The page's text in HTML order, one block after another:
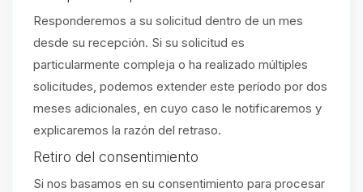
Responderemos a su solicitud dentro de un mes
desde su recepción. Si su solicitud es
particularmente compleja o ha realizado múltiples
solicitudes, podemos extender este período por dos
meses adicionales, en cuyo caso le notificaremos y
explicaremos la razón del retraso.
Retiro del consentimiento
Si nos basamos en su consentimiento para procesar